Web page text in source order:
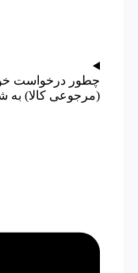
چطور درخواست
(مرجوعی کالا) به